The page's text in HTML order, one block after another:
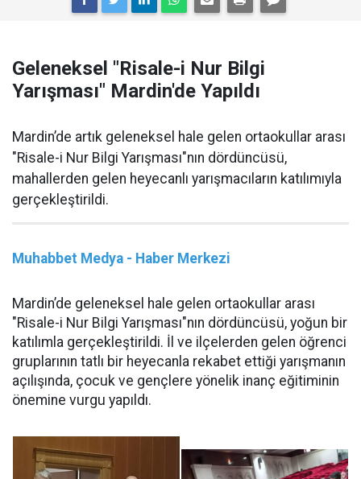
Geleneksel "Risale-i Nur Bilgi
Yarışması" Mardin'de Yapıldı
Mardin’de artık geleneksel hale gelen ortaokullar arası
"Risale-i Nur Bilgi Yarışması"nın dördüncüsü,
mahallerden gelen heyecanlı yarışmacıların katılımıyla
gerçekleştirildi.
Muhabbet Medya - Haber Merkezi
Mardin’de geleneksel hale gelen ortaokullar arası
"Risale-i Nur Bilgi Yarışması"nın dördüncüsü, yoğun bir
katılımla gerçekleştirildi. İl ve ilçelerden gelen öğrenci
gruplarının tatlı bir heyecanla rekabet ettiği yarışmanın
açılışında, çocuk ve gençlere yönelik inanç eğitiminin
önemine vurgu yapıldı.